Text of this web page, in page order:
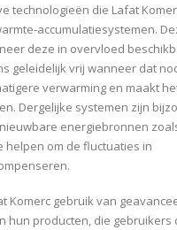
technologieën die Lafat
accumulatiesystemen.
deze in overvloed
geleidelijk vrij wanneer dat
verwarming en maakt
Dergelijke systemen zijn
energiebronnen
helpen om de fluctuaties in
Komerc gebruik van
hun producten, die gebruikers